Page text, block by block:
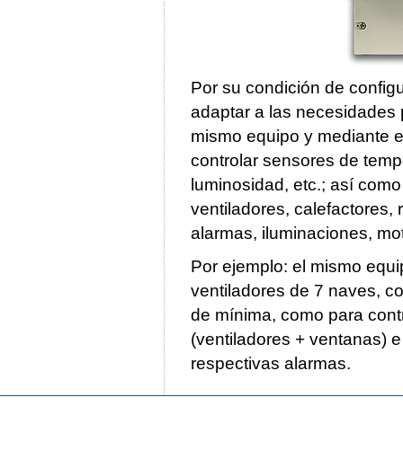
Por su condición de
adaptar a las necesidades
mismo equipo y mediante
controlar sensores de
luminosidad, etc.; así
ventiladores, calefactores,
alarmas, iluminaciones,
Por ejemplo: el mismo
ventiladores de 7 naves,
de mínima, como para
(ventiladores + ventanas)
respectivas alarmas.